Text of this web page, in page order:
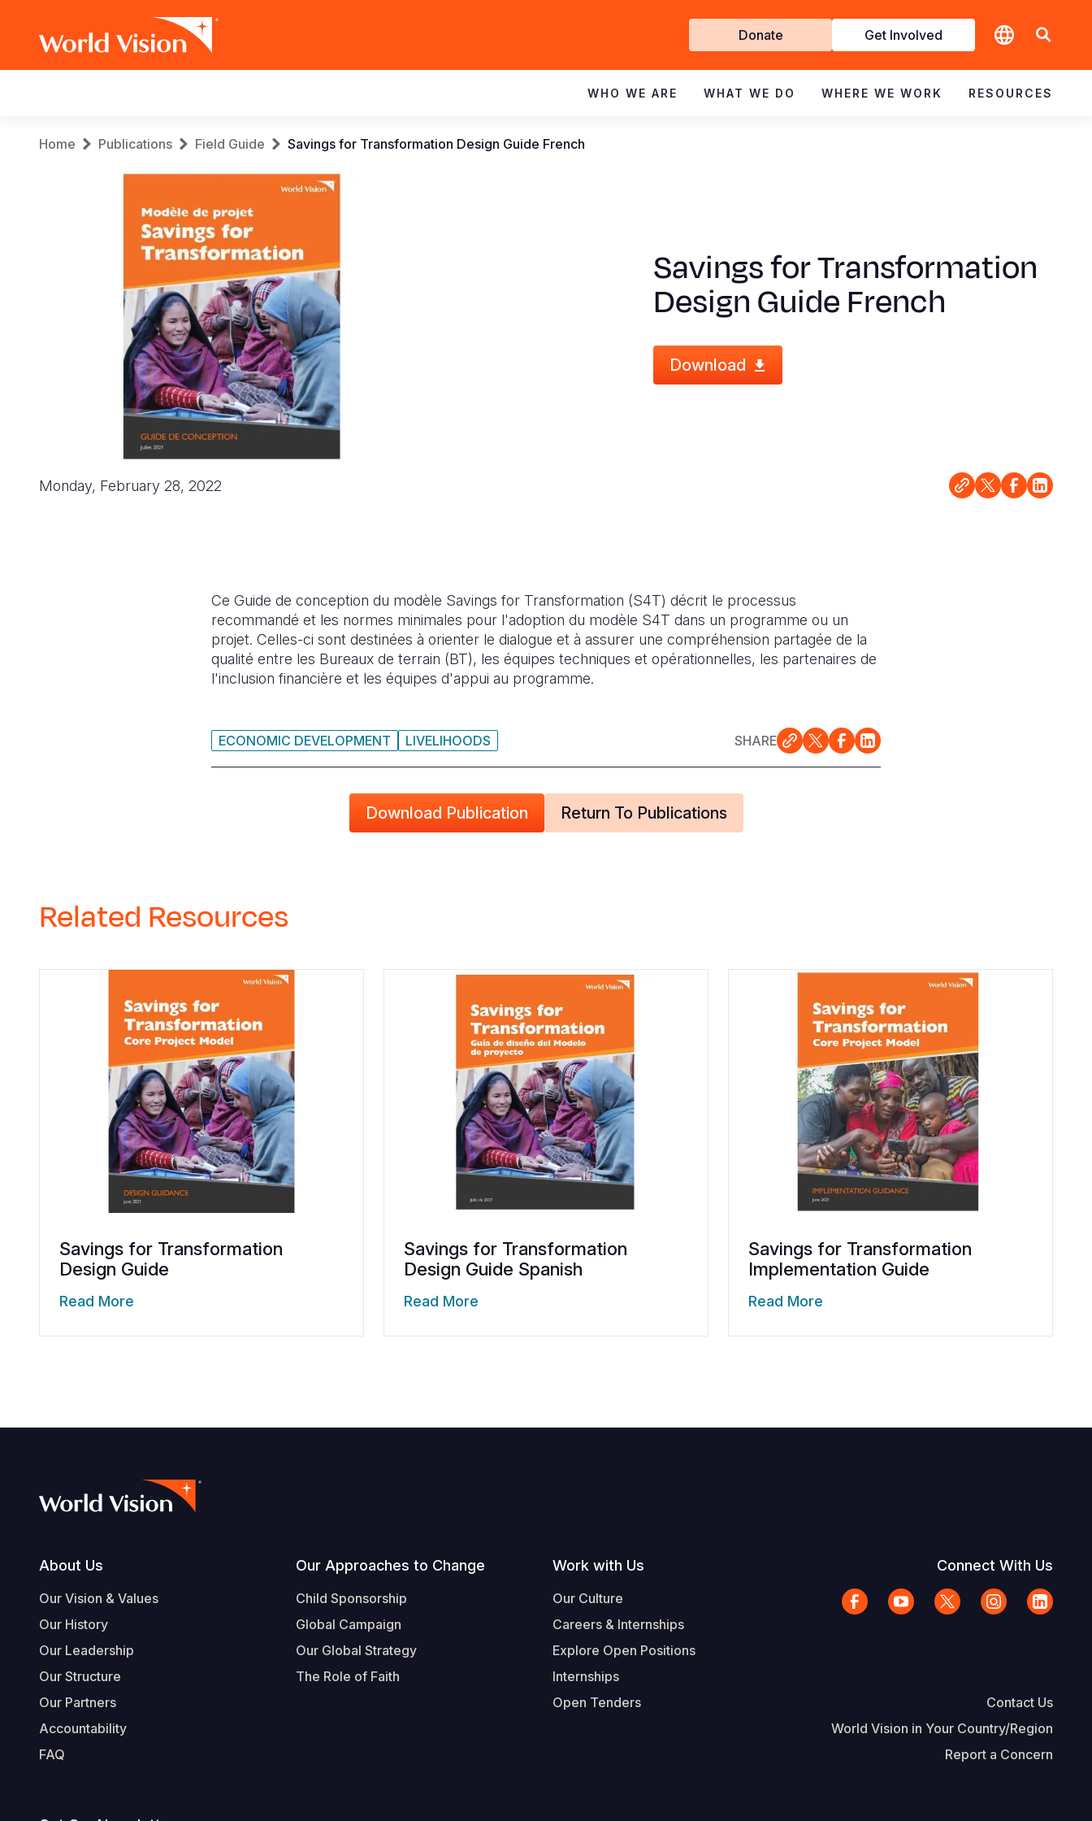
Get
Involved
Donate Get Involved
navigation
WHO WE ARE WHAT WE DO WHERE WE WORK RESOURCES
Breadcrumb
Home Publications Field Guide Savings for Transformation Design Guide French
Savings for Transformation
Design Guide French
Download
Monday, February 28, 2022
Ce Guide de conception du modèle Savings for Transformation (S4T) décrit le processus
recommandé et les normes minimales pour l'adoption du modèle S4T dans un programme ou un
projet. Celles-ci sont destinées à orienter le dialogue et à assurer une compréhension partagée de la
qualité entre les Bureaux de terrain (BT), les équipes techniques et opérationnelles, les partenaires de
l'inclusion financière et les équipes d'appui au programme.
ECONOMIC DEVELOPMENT LIVELIHOODS SHARE
Download Publication Return To Publications
Related Resources
Savings for Transformation
Design Guide
Read More
Savings for Transformation
Design Guide Spanish
Read More
Savings for Transformation
Implementation Guide
Read More
Footer
About Us
Our Vision & Values
Our History
Our Leadership
Our Structure
Our Partners
Accountability
FAQ
Our Approaches to Change
Child Sponsorship
Global Campaign
Our Global Strategy
The Role of Faith
Work with Us
Our Culture
Careers & Internships
Explore Open Positions
Internships
Open Tenders
Connect With Us
Contact Us
World Vision in Your Country/Region
Report a Concern